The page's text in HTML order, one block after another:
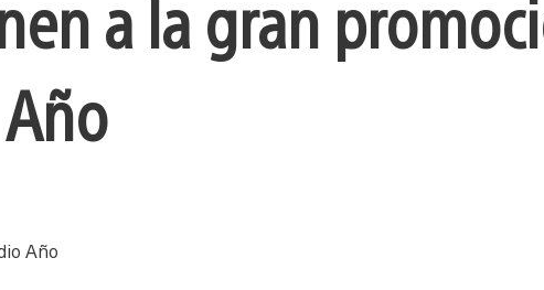
a la gran